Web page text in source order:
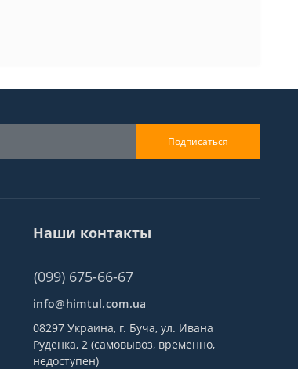
Подписаться
Наши контакты
(099) 675-66-67
info@himtul.com.ua
08297 Украина, г. Буча, ул. Ивана
Руденка, 2 (самовывоз, временно,
недоступен)